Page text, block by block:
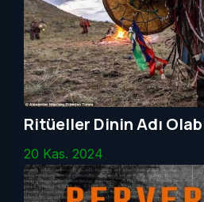
Ritüeller Dinin Adı
20 Kas. 2024